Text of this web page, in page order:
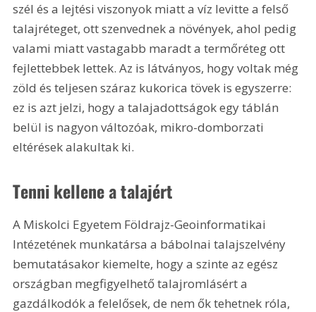
szél és a lejtési viszonyok miatt a víz levitte a felső
talajréteget, ott szenvednek a növények, ahol pedig
valami miatt vastagabb maradt a termőréteg ott
fejlettebbek lettek. Az is látványos, hogy voltak még
zöld és teljesen száraz kukorica tövek is egyszerre:
ez is azt jelzi, hogy a talajadottságok egy táblán
belül is nagyon változóak, mikro-domborzati
eltérések alakultak ki.
Tenni kellene a talajért
A Miskolci Egyetem Földrajz-Geoinformatikai
Intézetének munkatársa a bábolnai talajszelvény
bemutatásakor kiemelte, hogy a szinte az egész
országban megfigyelhető talajromlásért a
gazdálkodók a felelősek, de nem ők tehetnek róla,